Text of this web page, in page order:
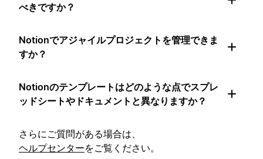
べきですか？
Notionでアジャイルプロジェクトを管理できま
すか？
Notionのテンプレートはどのような点でスプレ
ッドシートやドキュメントと異なりますか？
さらにご質問がある場合は、
ヘルプセンターをご覧ください。